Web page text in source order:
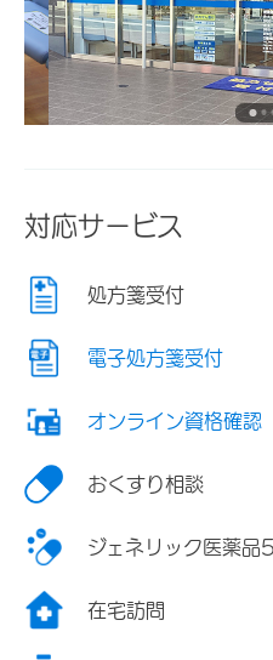
対応サービス
処方箋受付
電子処方箋受付
オンライン資格確認
おくすり相談
ジェネリック医薬
在宅訪問